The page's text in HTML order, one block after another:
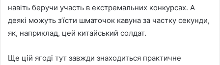
навіть беручи участь в екстремальних конкурсах. А
деякі можуть з’їсти шматочок кавуна за частку секунди,
як, наприклад, цей китайський солдат.
Ще цій ягоді тут завжди знаходиться практичне